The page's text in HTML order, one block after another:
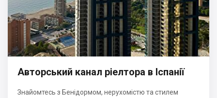
Авторський канал ріелтора в Іспанії
Знайомтесь з Бенідормом, нерухомістю та стилем